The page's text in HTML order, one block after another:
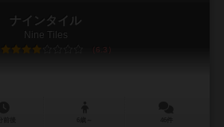
ナインタイル
Nine Tiles
6.3